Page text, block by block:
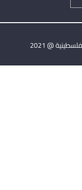
@ 2021